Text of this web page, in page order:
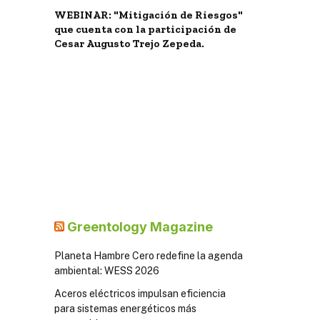
WEBINAR: "Mitigación de Riesgos"
que cuenta con la participación de
Cesar Augusto Trejo Zepeda.
Greentology Magazine
Planeta Hambre Cero redefine la agenda
ambiental: WESS 2026
Aceros eléctricos impulsan eficiencia
para sistemas energéticos más